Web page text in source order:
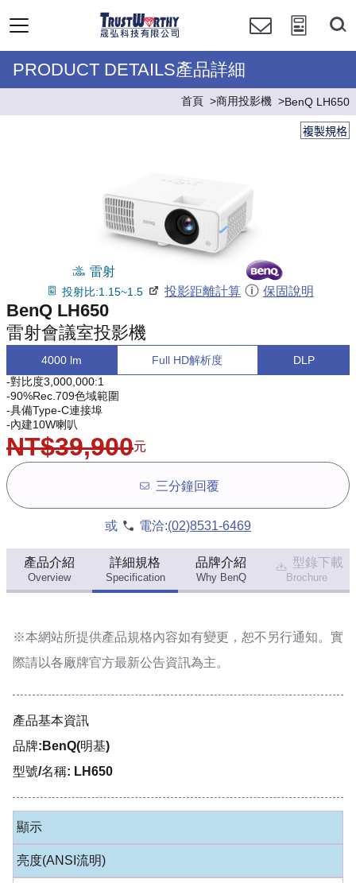
PRODUCT DETAILS產品詳細
首頁 商用投影機 BenQ LH650
複製規格
雷射
投射比:1.15~1.5 投影距離計算 保固說明
BenQ LH650
雷射會議室投影機
4000 lm Full HD解析度
DLP
-對比度3,000,000:1
-90%Rec.709色域範圍
-具備Type-C連接埠
-內建10W喇叭
NT$39,900元
三分鐘回覆
或 電洽:(02)8531-6469
產品介紹
Overview
詳細規格
Specification
品牌介紹
Why BenQ
型錄下載
Brochure
※本網站所提供產品規格內容如有變更，恕不另行通知。實
際請以各廠牌官方最新公告資訊為主。
產品基本資訊
品牌:BenQ(明基)
型號/名稱: LH650
顯示
亮度(ANSI流明)